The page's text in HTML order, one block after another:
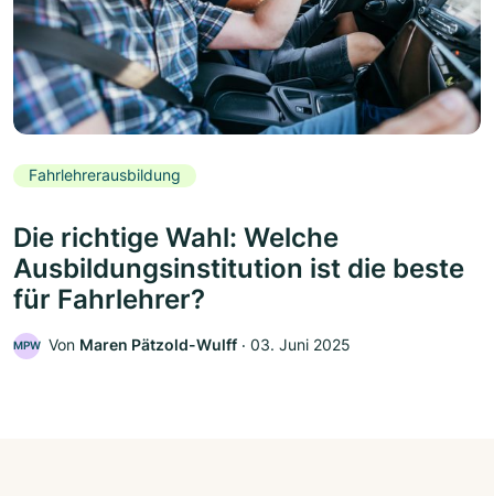
Fahrlehrerausbildung
Die richtige Wahl: Welche
Ausbildungsinstitution ist die beste
für Fahrlehrer?
MPW Von Maren Pätzold-Wulff ‧ 03. Juni 2025